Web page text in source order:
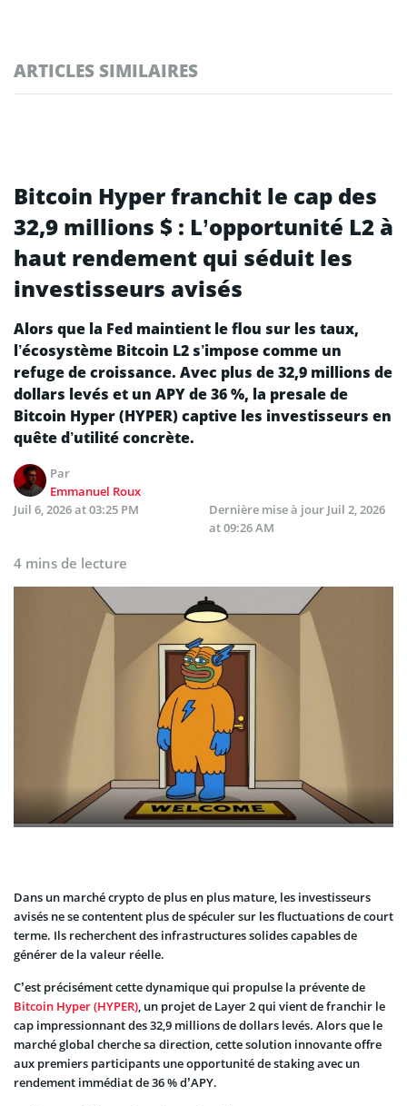
ARTICLES SIMILAIRES
Bitcoin Hyper franchit le cap des
32,9 millions $ : L’opportunité L2 à
haut rendement qui séduit les
investisseurs avisés
Alors que la Fed maintient le flou sur les taux,
l’écosystème Bitcoin L2 s’impose comme un
refuge de croissance. Avec plus de 32,9 millions de
dollars levés et un APY de 36 %, la presale de
Bitcoin Hyper (HYPER) captive les investisseurs en
quête d’utilité concrète.
Par
Emmanuel Roux
Juil 6, 2026 at 03:25 PM
Dernière mise à jour Juil 2, 2026
at 09:26 AM
4 mins de lecture
Dans un marché crypto de plus en plus mature, les investisseurs
avisés ne se contentent plus de spéculer sur les fluctuations de court
terme. Ils recherchent des infrastructures solides capables de
générer de la valeur réelle.
C’est précisément cette dynamique qui propulse la prévente de
Bitcoin Hyper (HYPER), un projet de Layer 2 qui vient de franchir le
cap impressionnant des 32,9 millions de dollars levés. Alors que le
marché global cherche sa direction, cette solution innovante offre
aux premiers participants une opportunité de staking avec un
rendement immédiat de 36 % d’APY.